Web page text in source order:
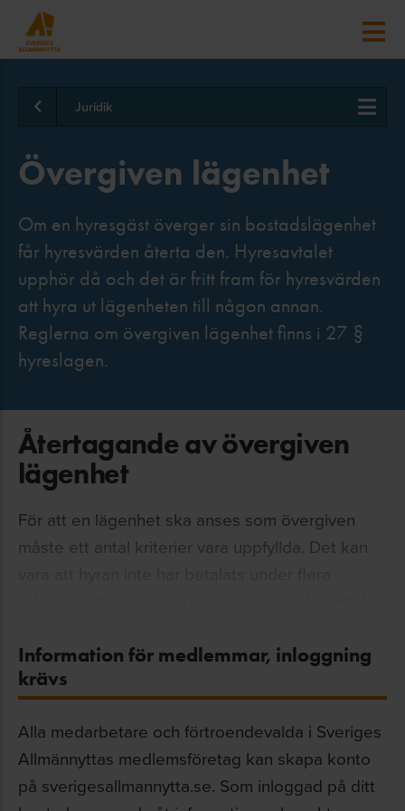
Juridik
Övergiven lägenhet
Om en hyresgäst överger sin bostadslägenhet
får hyresvärden återta den. Hyresavtalet
upphör då och det är fritt fram för hyresvärden
att hyra ut lägenheten till någon annan.
Reglerna om övergiven lägenhet finns i 27 §
hyreslagen.
Återtagande av övergiven
lägenhet
För att en lägenhet ska anses som övergiven
måste ett antal kriterier vara uppfyllda. Det kan
under lång tid. Det kan även vara lämpligt att
dubbelkolla om folkbokföringsadressen har
strömleveransen har upphört. Om man då får
besked som pekar på att hyresgästen har flyttat
kan hyresvärden gå till lägenheten och se utifrån
Information för medlemmar, inloggning
krävs
Alla medarbetare och förtroendevalda i Sveriges
Allmännyttas medlemsföretag kan skapa konto
på sverigesallmannytta.se. Som inloggad på ditt